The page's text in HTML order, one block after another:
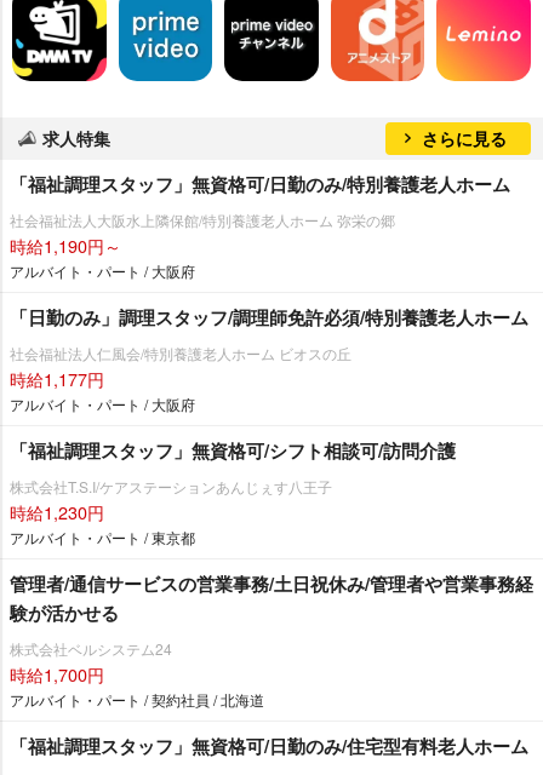
求人特集 さらに見る
「福祉調理スタッフ」無資格可/日勤のみ/特別養護老人ホーム
社会福祉法人大阪水上隣保館/特別養護老人ホーム 弥栄の郷
時給1,190円～
アルバイト・パート / 大阪府
「日勤のみ」調理スタッフ/調理師免許必須/特別養護老人ホーム
社会福祉法人仁風会/特別養護老人ホーム ビオスの丘
時給1,177円
アルバイト・パート / 大阪府
「福祉調理スタッフ」無資格可/シフト相談可/訪問介護
株式会社T.S.I/ケアステーションあんじぇす八王子
時給1,230円
アルバイト・パート / 東京都
管理者/通信サービスの営業事務/土日祝休み/管理者や営業事務経
験が活かせる
株式会社ベルシステム24
時給1,700円
アルバイト・パート / 契約社員 / 北海道
「福祉調理スタッフ」無資格可/日勤のみ/住宅型有料老人ホーム